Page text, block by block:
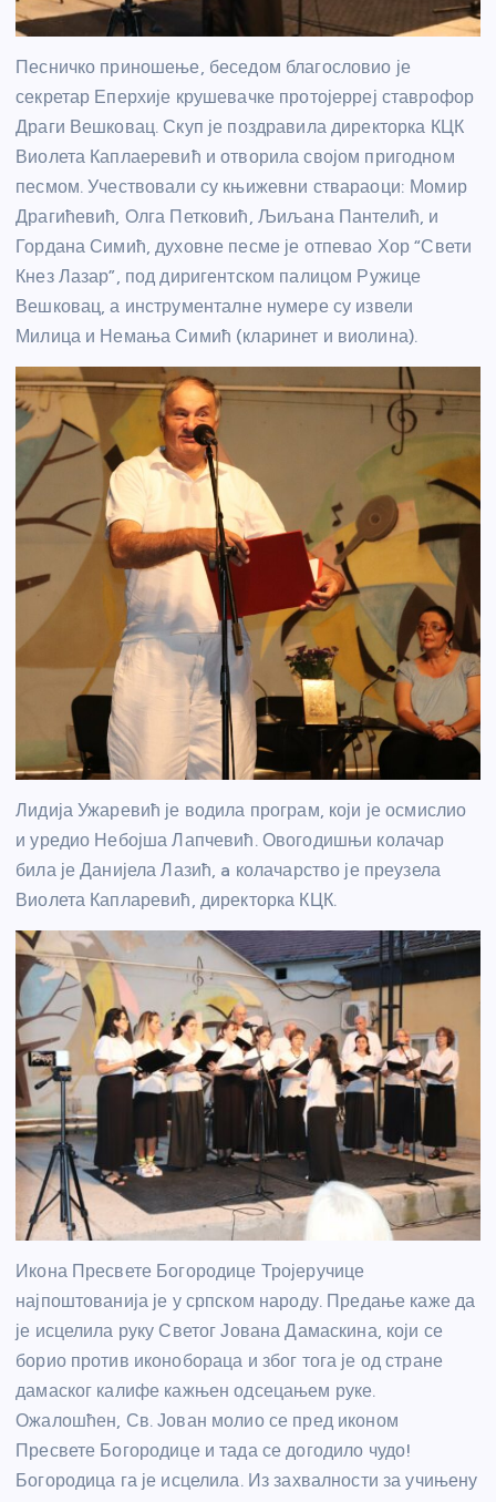
Песничко приношење, беседом благословио је
секретар Еперхије крушевачке протојерреј ставрофор
Драги Вешковац. Скуп је поздравила директорка КЦК
Виолета Каплаеревић и отворила својом пригодном
песмом. Учествовали су књижевни ствараоци: Момир
Драгићевић, Олга Петковић, Љиљана Пантелић, и
Гордана Симић, духовне песме је отпевао Хор “Свети
Кнез Лазар”, под диригентском палицом Ружице
Вешковац, а инструменталне нумере су извели
Милица и Немања Симић (кларинет и виолина).
Лидија Ужаревић је водила програм, који је осмислио
и уредио Небојша Лапчевић. Овогодишњи колачар
била је Данијела Лазић, a колачарство је преузела
Виолета Капларевић, директорка КЦК.
Икона Пресвете Богородице Тројеручице
најпоштованија је у српском народу. Предање каже да
је исцелила руку Светог Јована Дамаскина, који се
борио против иконобораца и због тога је од стране
дамаског калифе кажњен одсецањем руке.
Ожалошћен, Св. Јован молио се пред иконом
Пресвете Богородице и тада се догодило чудо!
Богородица га је исцелила. Из захвалности за учињену